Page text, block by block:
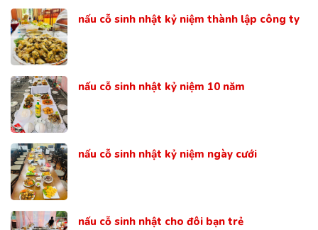
nấu cỗ sinh nhật kỷ niệm thành lập công ty
nấu cỗ sinh nhật kỷ niệm 10 năm
nấu cỗ sinh nhật kỷ niệm ngày cưới
nấu cỗ sinh nhật cho đôi bạn trẻ